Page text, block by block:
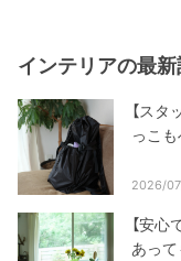
インテリアの最
【ス
っこ
2026/
【安
あっ